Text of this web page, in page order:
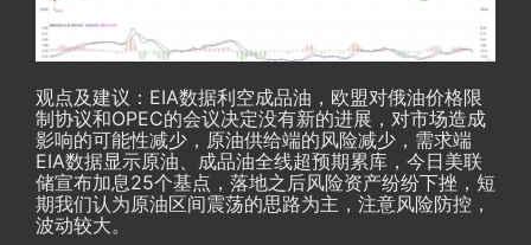
观点及建议：EIA数据利空成品油，欧盟对俄油价格限
制协议和OPEC的会议决定没有新的进展，对市场造成
影响的可能性减少，原油供给端的风险减少，需求端
EIA数据显示原油、成品油全线超预期累库，今日美联
储宣布加息25个基点，落地之后风险资产纷纷下挫，短
期我们认为原油区间震荡的思路为主，注意风险防控，
波动较大。